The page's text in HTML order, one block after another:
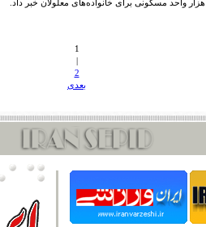
1
|
2
بعدی